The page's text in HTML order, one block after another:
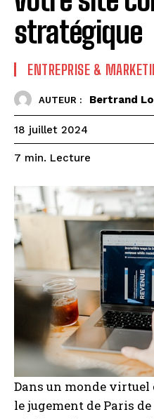
stratégique
ENTREPRISE &
AUTEUR : Bertrand
18 juillet 2024
7 min. Lecture
Dans un monde virtuel
le jugement de Paris